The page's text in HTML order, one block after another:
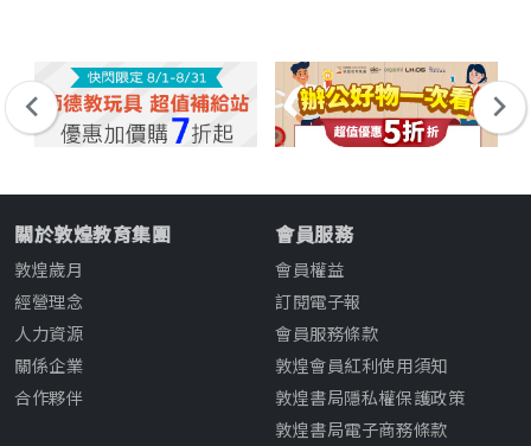
關於敦煌教育集團
敦煌歲月
經營理念
人力資源
關係企業
合作夥伴
會員服務
會員權益
訂閱電子報
會員服務條款
敦煌會員紅利使用須知
敦煌書局隱私權保護政策
敦煌書局電子商務條款